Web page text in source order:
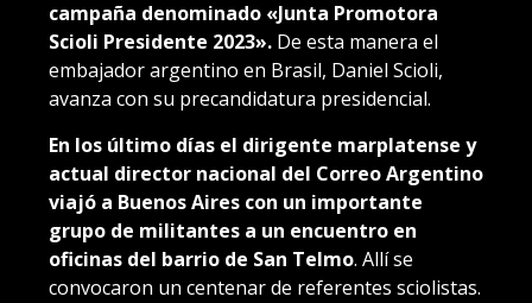
campaña denominado «Junta Promotora
Scioli Presidente 2023». De esta manera el
embajador argentino en Brasil, Daniel Scioli,
avanza con su precandidatura presidencial.
En los último días el dirigente marplatense y
actual director nacional del Correo Argentino
viajó a Buenos Aires con un importante
grupo de militantes a un encuentro en
oficinas del barrio de San Telmo. Allí se
convocaron un centenar de referentes sciolistas.